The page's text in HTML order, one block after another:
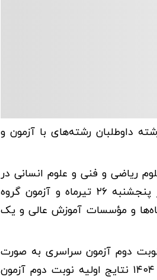
می شود. انتخاب رشته داوطلبان رشته‌های با آزمون و
های آزمایشی علوم ریاضی و فنی و علوم انسانی در
صبح پنجشنبه ۲۶ تیرماه، آزمون گروه‌های آزمایشی «هنر» و «زبان‌های خارجی» در بعدازظهر پنجشنبه ۲۶ تیرماه و آزمون گروه
در ۴۱۱ شهر و ۵۶۲ حوزه امتحانی دانشگاه‌ها و مؤسسات آموزش عالی و یک
دوم آزمون سراسری به صورت
نمره خام و نمره کل در نیمه دوم مردادماه اعلام می‌شود تا اینکه در نهایت در ۲۴ مردادماه ۱۴۰۴ نتایج اولیه نوبت دوم آزمون